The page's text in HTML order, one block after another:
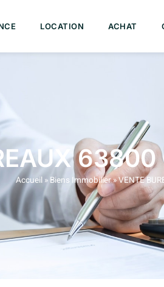
LOCATION ACHAT
63800
Accueil » Biens Immobilier»VENTE